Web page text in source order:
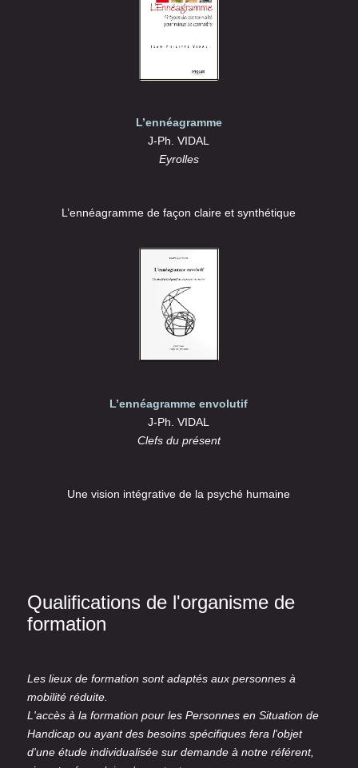
L’ennéagramme
J-Ph. VIDAL
Eyrolles
L’ennéagramme de façon claire et synthétique
L’ennéagramme envolutif
J-Ph. VIDAL
Clefs du présent
Une vision intégrative de la psyché humaine
Qualifications de l'organisme de
formation
Les lieux de formation sont adaptés aux personnes à
mobilité réduite.
L'accès à la formation pour les Personnes en Situation de
Handicap ou ayant des besoins spécifiques fera l'objet
d'une étude individualisée sur demande à notre référent,